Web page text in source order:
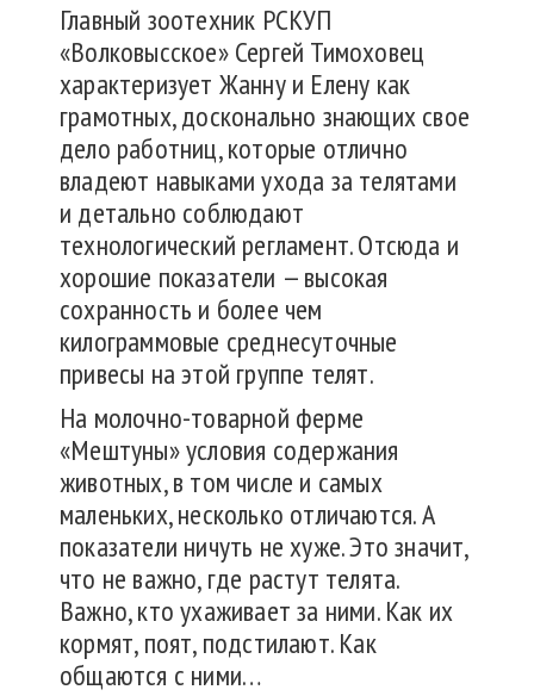
Главный зоотехник РСКУП
«Волковысское» Сергей Тимоховец
характеризует Жанну и Елену как
грамотных, досконально знающих свое
дело работниц, которые отлично
владеют навыками ухода за телятами
и детально соблюдают
технологический регламент. Отсюда и
хорошие показатели — высокая
сохранность и более чем
килограммовые среднесуточные
привесы на этой группе телят.
На молочно-товарной ферме
«Мештуны» условия содержания
животных, в том числе и самых
маленьких, несколько отличаются. А
показатели ничуть не хуже. Это значит,
что не важно, где растут телята.
Важно, кто ухаживает за ними. Как их
кормят, поят, подстилают. Как
общаются с ними…